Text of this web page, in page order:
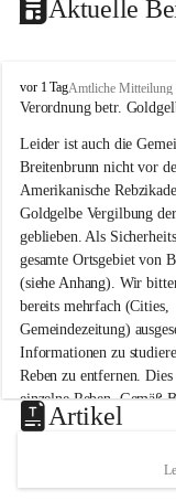
Aktuelle
B
r
i
t
e
n
b
r
u
n
n
a
m
N
e
u
s
d
vor 1 TagAmtliche Mitteilung
Verordnung betr.
Leider ist auch die
Breitenbrunn nicht vor
Amerikanische
Goldgelbe Vergilbung
geblieben. Als
gesamte Ortsgebiet von
(siehe Anhang). Wir
bereits mehrfach (Cities,
Gemeindezeitung)
Informationen zu
Reben zu entfernen.
einzelne Reben. Gemäß
Weinbaugesetz sind
unzulässige Weingärten
helfen wir zusammen
vor den prognostizierten
Artikel